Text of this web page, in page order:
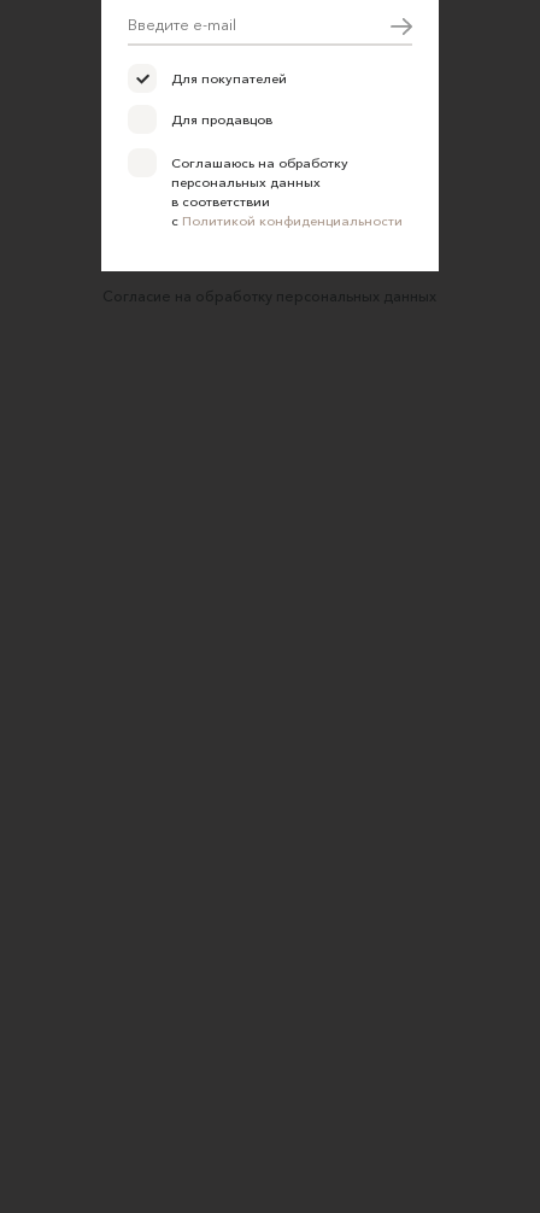
Требования к фотографиям
Оферта для продавцов
Оферта для покупателей
Согласие на обработку персональных данных
Для покупателей
Для продавцов
Соглашаюсь на обработку
персональных данных
в соответствии
с Политикой конфиденциальности